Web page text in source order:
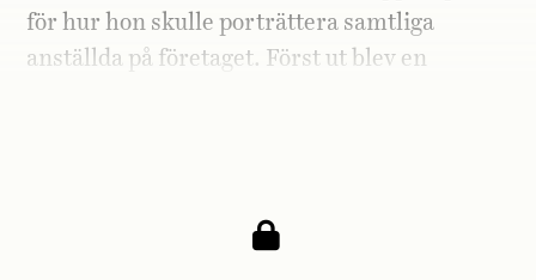
för hur hon skulle porträttera samtliga
anställda på företaget. Först ut blev en